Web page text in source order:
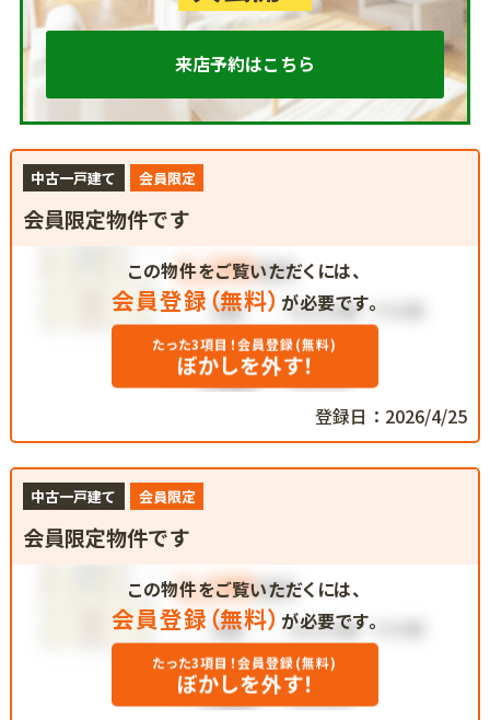
来店予約はこちら
中古一戸建て 会員限定
会員限定物件です
この物件をご覧いただくには、
会員登録（無料） が必要です。
たった3項目！会員登録(無料)
ぼかしを外す！
登録日：2026/4/25
中古一戸建て 会員限定
会員限定物件です
この物件をご覧いただくには、
会員登録（無料） が必要です。
たった3項目！会員登録(無料)
ぼかしを外す！